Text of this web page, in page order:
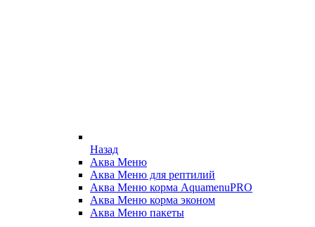
Назад
Аква Меню
Аква Меню для рептилий
Аква Меню корма AquamenuPRO
Аква Меню корма эконом
Аква Меню пакеты